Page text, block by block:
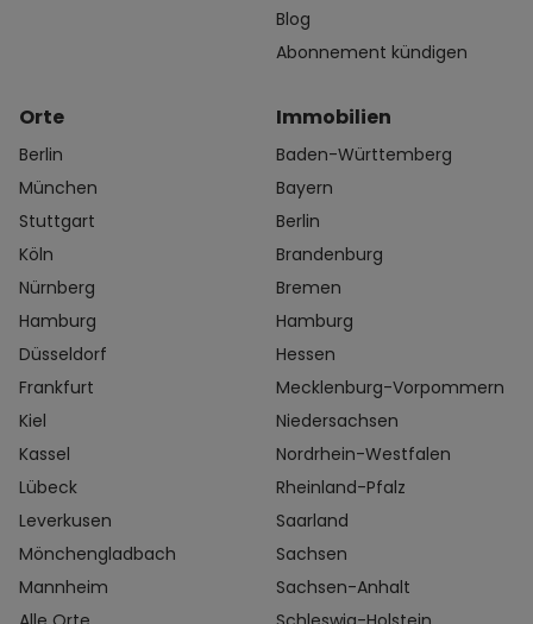
Blog
Abonnement kündigen
Orte
Berlin
München
Stuttgart
Köln
Nürnberg
Hamburg
Düsseldorf
Frankfurt
Kiel
Kassel
Lübeck
Leverkusen
Mönchengladbach
Mannheim
Immobilien
Baden-Württemberg
Bayern
Berlin
Brandenburg
Bremen
Hamburg
Hessen
Mecklenburg-Vorpommern
Niedersachsen
Nordrhein-Westfalen
Rheinland-Pfalz
Saarland
Sachsen
Sachsen-Anhalt